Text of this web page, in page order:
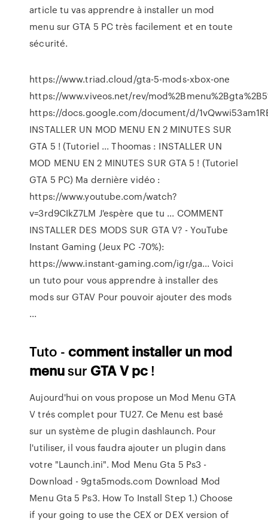
article tu vas apprendre à installer un mod
menu sur GTA 5 PC très facilement et en toute
sécurité.
https://www.triad.cloud/gta-5-mods-xbox-one
https://www.viveos.net/rev/
https://docs.google.com/document/d/
INSTALLER UN MOD MENU EN 2 MINUTES SUR
GTA 5 ! (Tutoriel ... Thoomas : INSTALLER UN
MOD MENU EN 2 MINUTES SUR GTA 5 ! (Tutoriel
GTA 5 PC) Ma dernière vidéo :
https://www.youtube.com/watch?
v=3rd9CIkZ7LM J'espère que tu ... COMMENT
INSTALLER DES MODS SUR GTA V? - YouTube
Instant Gaming (Jeux PC -70%):
https://www.instant-gaming.com/igr/ga... Voici
un tuto pour vous apprendre à installer des
mods sur GTAV Pour pouvoir ajouter des mods
...
Tuto -commentinstaller un mod
menusur GTAVpc !
Aujourd'hui on vous propose un Mod Menu GTA
V trés complet pour TU27. Ce Menu est basé
sur un système de plugin dashlaunch. Pour
l'utiliser, il vous faudra ajouter un plugin dans
votre "Launch.ini". Mod Menu Gta 5 Ps3 -
Download - 9gta5mods.com Download Mod
Menu Gta 5 Ps3. How To Install Step 1.) Choose
if your going to use the CEX or DEX version of